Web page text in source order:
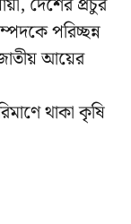
পরিচ্ছন্ন
আয়ের
থাকা কৃষি